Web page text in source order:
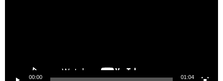
00:00 01:04